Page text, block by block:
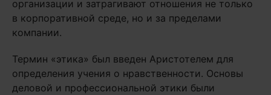
организации и затрагивают отношения не только
в корпоративной среде, но и за пределами
компании.
Термин «этика» был введен Аристотелем для
определения учения о нравственности. Основы
деловой и профессиональной этики были